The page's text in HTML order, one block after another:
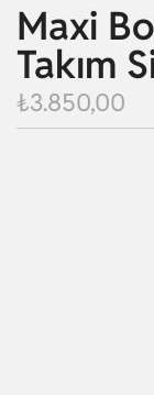
Maxi
Takım
₺3.850,00